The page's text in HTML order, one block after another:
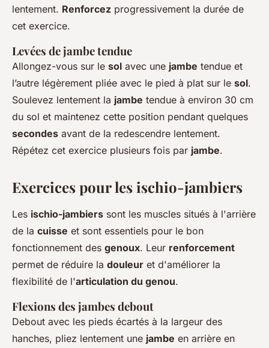
lentement. Renforcez progressivement la durée de
cet exercice.
Levées de jambe tendue
Allongez-vous sur le sol avec une jambe tendue et
l’autre légèrement pliée avec le pied à plat sur le sol.
Soulevez lentement la jambe tendue à environ 30 cm
du sol et maintenez cette position pendant quelques
secondes avant de la redescendre lentement.
Répétez cet exercice plusieurs fois par jambe.
Exercices pour les ischio-jambiers
Les ischio-jambiers sont les muscles situés à l'arrière
de la cuisse et sont essentiels pour le bon
fonctionnement des genoux. Leur renforcement
permet de réduire la douleur et d'améliorer la
flexibilité de l'articulation du genou.
Flexions des jambes debout
Debout avec les pieds écartés à la largeur des
hanches, pliez lentement une jambe en arrière en